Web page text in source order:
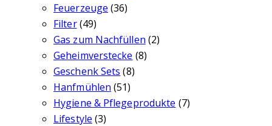
Feuerzeuge (36)
Filter(49)
Gas zum Nachfüllen (2)
Geheimverstecke (8)
Geschenk Sets (8)
Hanfmühlen (51)
Hygiene & Pflegeprodukte (7)
Lifestyle (3)